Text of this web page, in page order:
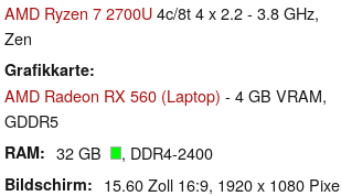
AMD Ryzen 7 2700U4c/8t 4 x 2.2 - 3.8 GHz,
Zen
Grafikkarte
AMD Radeon RX 560 (Laptop) - 4 GB VRAM,
GDDR5
RAM 32 GB , DDR4-2400
Bildschirm 15.60 Zoll 16:9, 1920 x 1080